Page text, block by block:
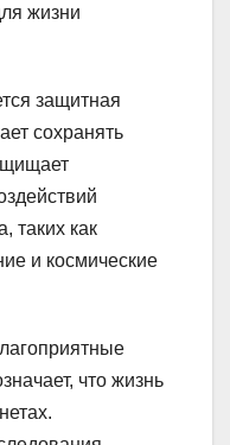
жизни
защитная
сохранять
таких как
и космические
что жизнь